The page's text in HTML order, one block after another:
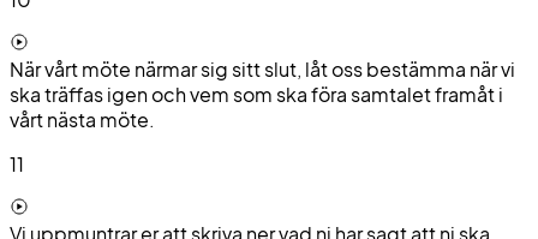
När vårt möte närmar sig sitt slut, låt oss bestämma när vi
ska träffas igen och vem som ska föra samtalet framåt i
vårt nästa möte.
11